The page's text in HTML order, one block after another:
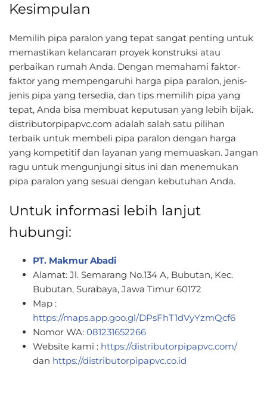
Kesimpulan
Memilih pipa paralon yang tepat sangat penting untuk
memastikan kelancaran proyek konstruksi atau
perbaikan rumah Anda. Dengan memahami faktor-
faktor yang mempengaruhi harga pipa paralon, jenis-
jenis pipa yang tersedia, dan tips memilih pipa yang
tepat, Anda bisa membuat keputusan yang lebih bijak.
distributorpipapvc.com adalah salah satu pilihan
terbaik untuk membeli pipa paralon dengan harga
yang kompetitif dan layanan yang memuaskan. Jangan
ragu untuk mengunjungi situs ini dan menemukan
pipa paralon yang sesuai dengan kebutuhan Anda.
Untuk informasi lebih lanjut
hubungi:
PT. Makmur Abadi
Alamat: Jl. Semarang No.134 A, Bubutan, Kec.
Bubutan, Surabaya, Jawa Timur 60172
Map :
https://maps.app.goo.gl/DPsFhT1dVyYzmQcf6
Nomor WA: 081231652266
Website kami : https://distributorpipapvc.com/
dan https://distributorpipapvc.co.id